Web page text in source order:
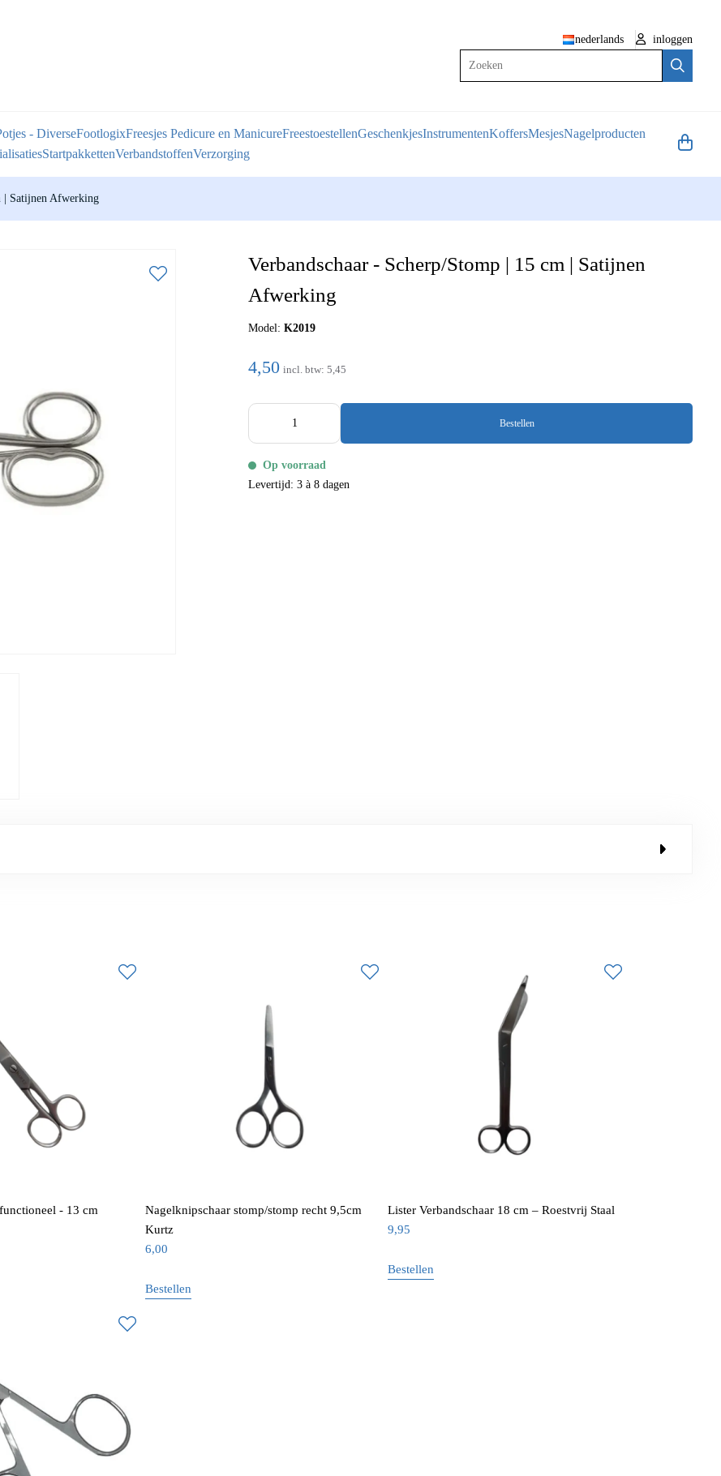
nederlands
inloggen
- DiverseFootlogixFreesjes Pedicure en ManicureFreestoestellenGeschenkjesInstrumentenKoffersMesjesNagelproducten
StartpakkettenVerbandstoffenVerzorging
| Satijnen Afwerking
Verbandschaar - Scherp/Stomp | 15 cm | Satijnen
Afwerking
Model:K2019
4,50 incl. btw:5,45
Bestellen
Op voorraad
Levertijd: 3 à 8 dagen
- 13 cm
Nagelknipschaar stomp/stomp recht 9,5cm
Kurtz
6,00
Bestellen
Lister Verbandschaar 18 cm – Roestvrij Staal
9,95
Bestellen